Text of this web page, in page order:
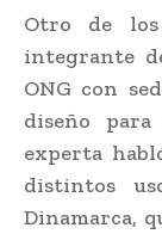
Otro de los
integrante
ONG con
diseño
experta
distintos
Dinamarca,